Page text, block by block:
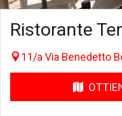
Ristorante
11/a Via Benedetto